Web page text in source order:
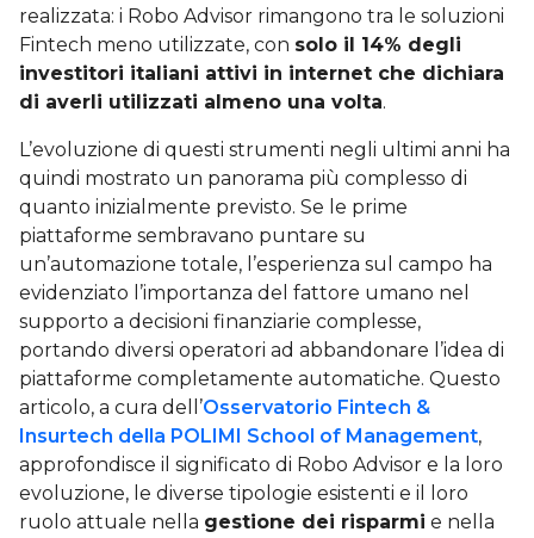
realizzata: i Robo Advisor rimangono tra le soluzioni
Fintech meno utilizzate, con solo il 14% degli
investitori italiani attivi in internet che dichiara
di averli utilizzati almeno una volta.
L’evoluzione di questi strumenti negli ultimi anni ha
quindi mostrato un panorama più complesso di
quanto inizialmente previsto. Se le prime
piattaforme sembravano puntare su
un’automazione totale, l’esperienza sul campo ha
evidenziato l’importanza del fattore umano nel
supporto a decisioni finanziarie complesse,
portando diversi operatori ad abbandonare l’idea di
piattaforme completamente automatiche. Questo
articolo, a cura dell’Osservatorio Fintech &
Insurtech della POLIMI School of Management,
approfondisce il significato di Robo Advisor e la loro
evoluzione, le diverse tipologie esistenti e il loro
ruolo attuale nella gestione dei risparmi e nella